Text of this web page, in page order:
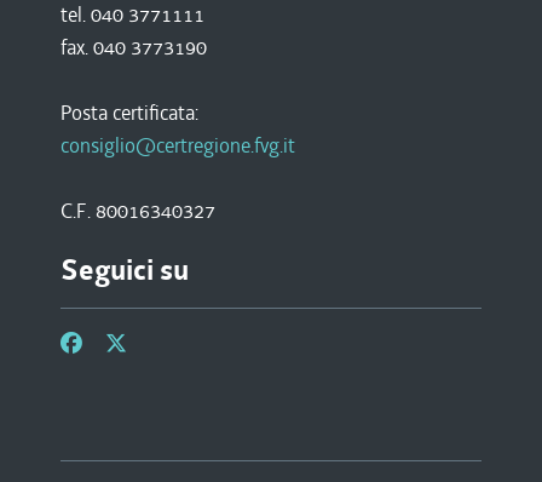
tel. 040 3771111
fax. 040 3773190
Posta certificata:
consiglio@certregione.fvg.it
C.F. 80016340327
Seguici su